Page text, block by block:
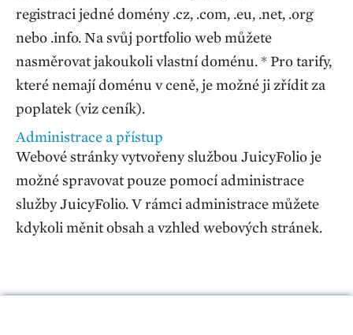
registraci jedné domény .cz, .com, .eu, .net, .org
nebo .info. Na svůj portfolio web můžete
nasměrovat jakoukoli vlastní doménu. * Pro tarify,
které nemají doménu v ceně, je možné ji zřídit za
poplatek (viz ceník).
Administrace a přístup
Webové stránky vytvořeny službou JuicyFolio je
možné spravovat pouze pomocí administrace
služby JuicyFolio. V rámci administrace můžete
kdykoli měnit obsah a vzhled webových stránek.